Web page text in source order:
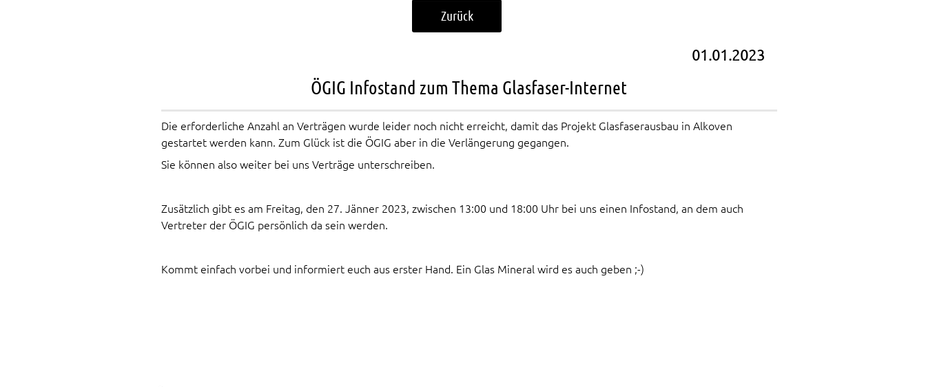
Zurück
01.01.2023
ÖGIG Infostand zum Thema Glasfaser-Internet
Die erforderliche Anzahl an Verträgen wurde leider noch nicht erreicht, damit das Projekt Glasfaserausbau in Alkoven
gestartet werden kann. Zum Glück ist die ÖGIG aber in die Verlängerung gegangen.
Sie können also weiter bei uns Verträge unterschreiben.
Zusätzlich gibt es am Freitag, den 27. Jänner 2023, zwischen 13:00 und 18:00 Uhr bei uns einen Infostand, an dem auch
Vertreter der ÖGIG persönlich da sein werden.
Kommt einfach vorbei und informiert euch aus erster Hand. Ein Glas Mineral wird es auch geben ;-)